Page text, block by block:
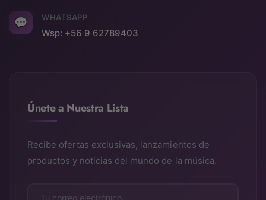
💬 WHATSAPP
Wsp: +56 9 62789403
Únete a Nuestra Lista
Recibe ofertas exclusivas, lanzamientos de
productos y noticias del mundo de la música.